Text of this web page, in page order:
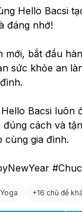
kế hoạch phù hợp
Hello Bacsi
đáng nhớ!
mới, bắt đầu
sức khỏe an
Bacsi luôn
cách và
cùng gia đình.
Yoga +16 chủ đề